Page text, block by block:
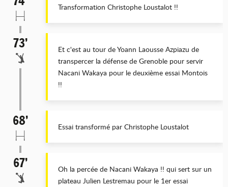
Transformation Christophe Loustalot !!
73’
Et c'est au tour de Yoann Laousse Azpiazu de
transpercer la défense de Grenoble pour servir
Nacani Wakaya pour le deuxième essai Montois
!!
68’ Essai transformé par Christophe Loustalot
67’
Oh la percée de Nacani Wakaya !! qui sert sur un
plateau Julien Lestremau pour le 1er essai